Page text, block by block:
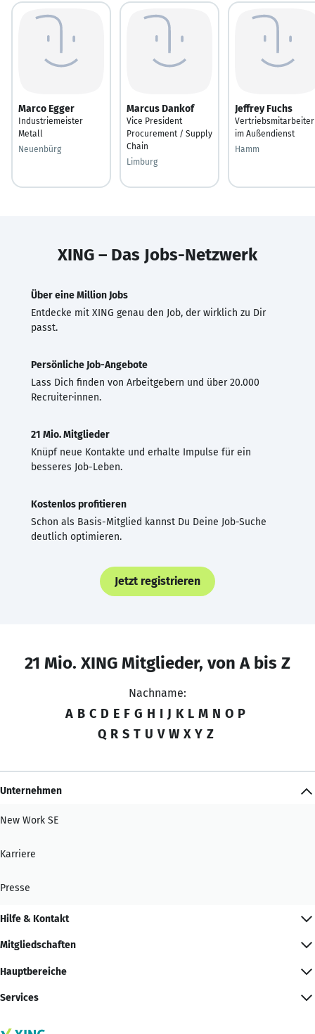
Marco Egger
Industriemeister
Metall
Neuenbürg
Marcus Dankof
Vice President
Procurement / Supply
Chain
Limburg
Jeffrey Fuchs
Vertriebsmitarbeiter
im Außendienst
Hamm
XING – Das Jobs-Netzwerk
Über eine Million Jobs
Entdecke mit XING genau den Job, der wirklich zu Dir
passt.
Persönliche Job-Angebote
Lass Dich finden von Arbeitgebern und über 20.000
Recruiter·innen.
21 Mio. Mitglieder
Knüpf neue Kontakte und erhalte Impulse für ein
besseres Job-Leben.
Kostenlos profitieren
Schon als Basis-Mitglied kannst Du Deine Job-Suche
deutlich optimieren.
Jetzt registrieren
21 Mio. XING Mitglieder, von A bis Z
Nachname:
A B C D E F G H I J K L M N O P
Q R S T U V W X Y Z
Unternehmen
New Work SE
Karriere
Presse
Hilfe & Kontakt
Mitgliedschaften
Hauptbereiche
Services